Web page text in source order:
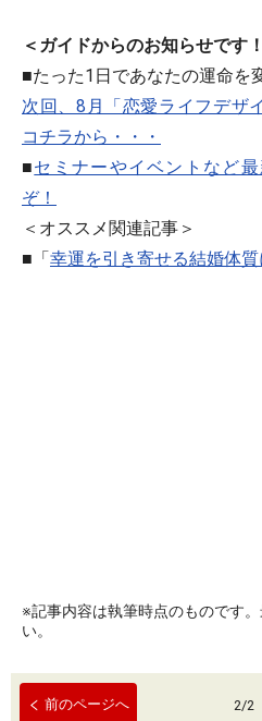
＜ガイドからのお知らせです
■たった1日であなたの運命を
次回、8月「恋愛ライフデザ
コチラから・・・
■セミナーやイベントなど
ぞ！
＜オススメ関連記事＞
■「幸運を引き寄せる結婚体質
※記事内容は執筆時点のものです
い。
前のページへ 2/2